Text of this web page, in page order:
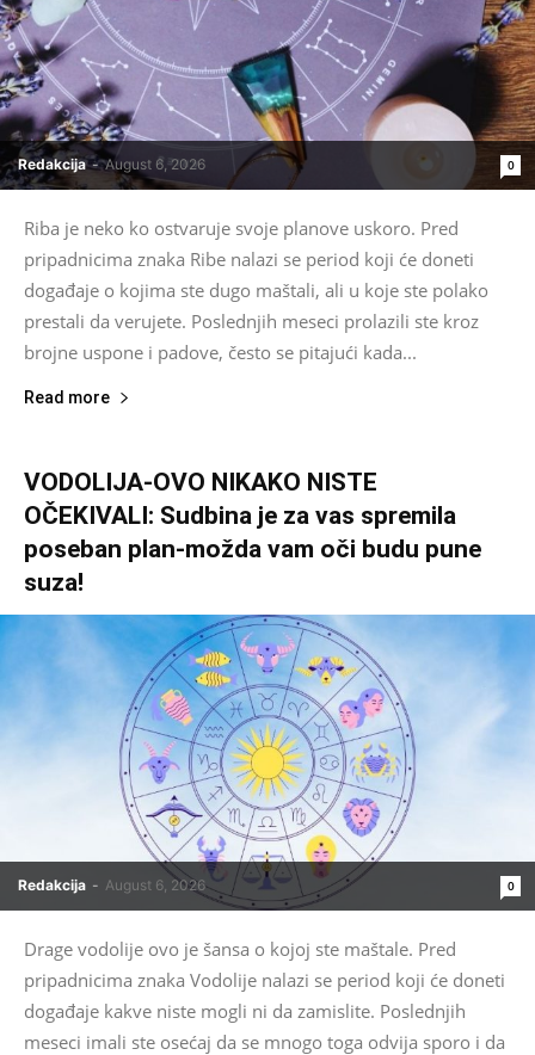
Redakcija - August 6, 2026 0
Riba je neko ko ostvaruje svoje planove uskoro. Pred
pripadnicima znaka Ribe nalazi se period koji će doneti
događaje o kojima ste dugo maštali, ali u koje ste polako
prestali da verujete. Poslednjih meseci prolazili ste kroz
brojne uspone i padove, često se pitajući kada...
Read more
VODOLIJA-OVO NIKAKO NISTE
OČEKIVALI: Sudbina je za vas spremila
poseban plan-možda vam oči budu pune
suza!
Redakcija - August 6, 2026 0
Drage vodolije ovo je šansa o kojoj ste maštale. Pred
pripadnicima znaka Vodolije nalazi se period koji će doneti
događaje kakve niste mogli ni da zamislite. Poslednjih
meseci imali ste osećaj da se mnogo toga odvija sporo i da